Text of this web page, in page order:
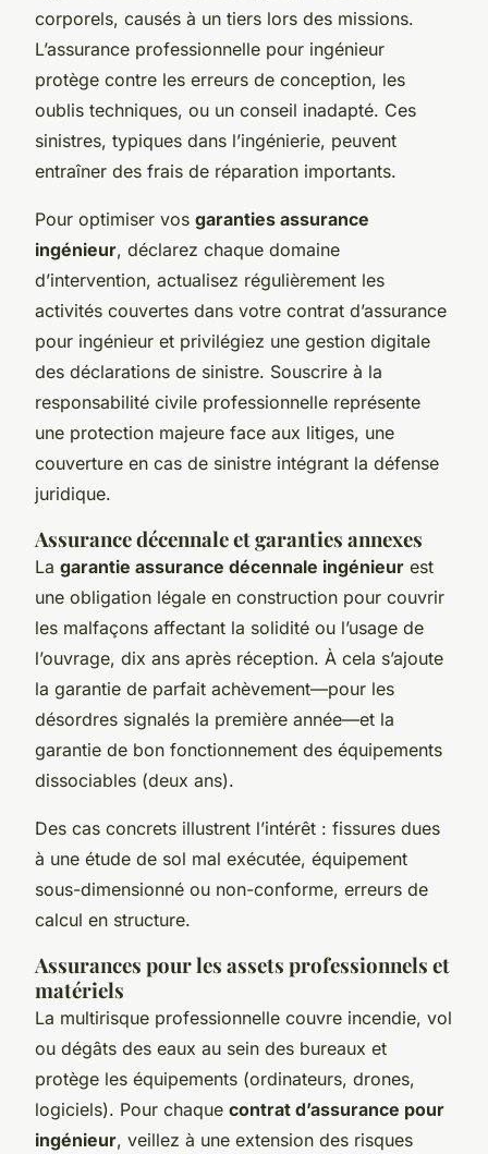
corporels, causés à un tiers lors des missions.
L’assurance professionnelle pour ingénieur
protège contre les erreurs de conception, les
oublis techniques, ou un conseil inadapté. Ces
sinistres, typiques dans l’ingénierie, peuvent
entraîner des frais de réparation importants.
Pour optimiser vos garanties assurance
ingénieur, déclarez chaque domaine
d’intervention, actualisez régulièrement les
activités couvertes dans votre contrat d’assurance
pour ingénieur et privilégiez une gestion digitale
des déclarations de sinistre. Souscrire à la
responsabilité civile professionnelle représente
une protection majeure face aux litiges, une
couverture en cas de sinistre intégrant la défense
juridique.
Assurance décennale et garanties annexes
La garantie assurance décennale ingénieur est
une obligation légale en construction pour couvrir
les malfaçons affectant la solidité ou l’usage de
l’ouvrage, dix ans après réception. À cela s’ajoute
la garantie de parfait achèvement—pour les
désordres signalés la première année—et la
garantie de bon fonctionnement des équipements
dissociables (deux ans).
Des cas concrets illustrent l’intérêt : fissures dues
à une étude de sol mal exécutée, équipement
sous-dimensionné ou non-conforme, erreurs de
calcul en structure.
Assurances pour les assets professionnels et
matériels
La multirisque professionnelle couvre incendie, vol
ou dégâts des eaux au sein des bureaux et
protège les équipements (ordinateurs, drones,
logiciels). Pour chaque contrat d’assurance pour
ingénieur, veillez à une extension des risques